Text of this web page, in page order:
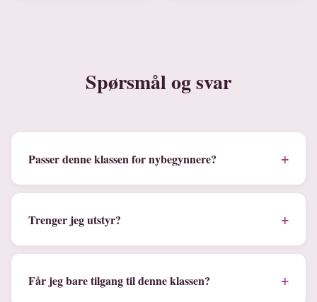
Spørsmål og svar
Passer denne klassen for nybegynnere? +
Trenger jeg utstyr? +
Får jeg bare tilgang til denne klassen? +